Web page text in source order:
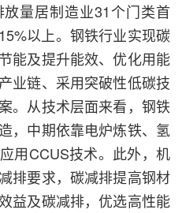
量居制造业31个门类首
以上。钢铁行业实现碳
能及提升能效、优化用能
业链、采用突破性低碳技
。从技术层面来看，钢铁
，中期依靠电炉炼铁、氢
用CCUS技术。此外，机
排要求，碳减排提高钢材
益及碳减排，优选高性能